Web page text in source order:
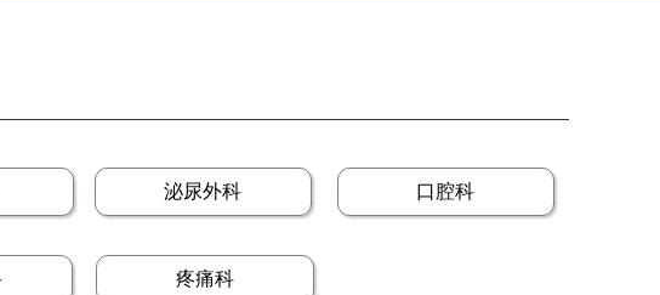
泌尿外科 口腔科
疼痛科